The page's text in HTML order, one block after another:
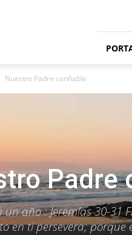
Nuestro Padre confiable
Padre
un año : Jeremías 30-31
en ti persevera;